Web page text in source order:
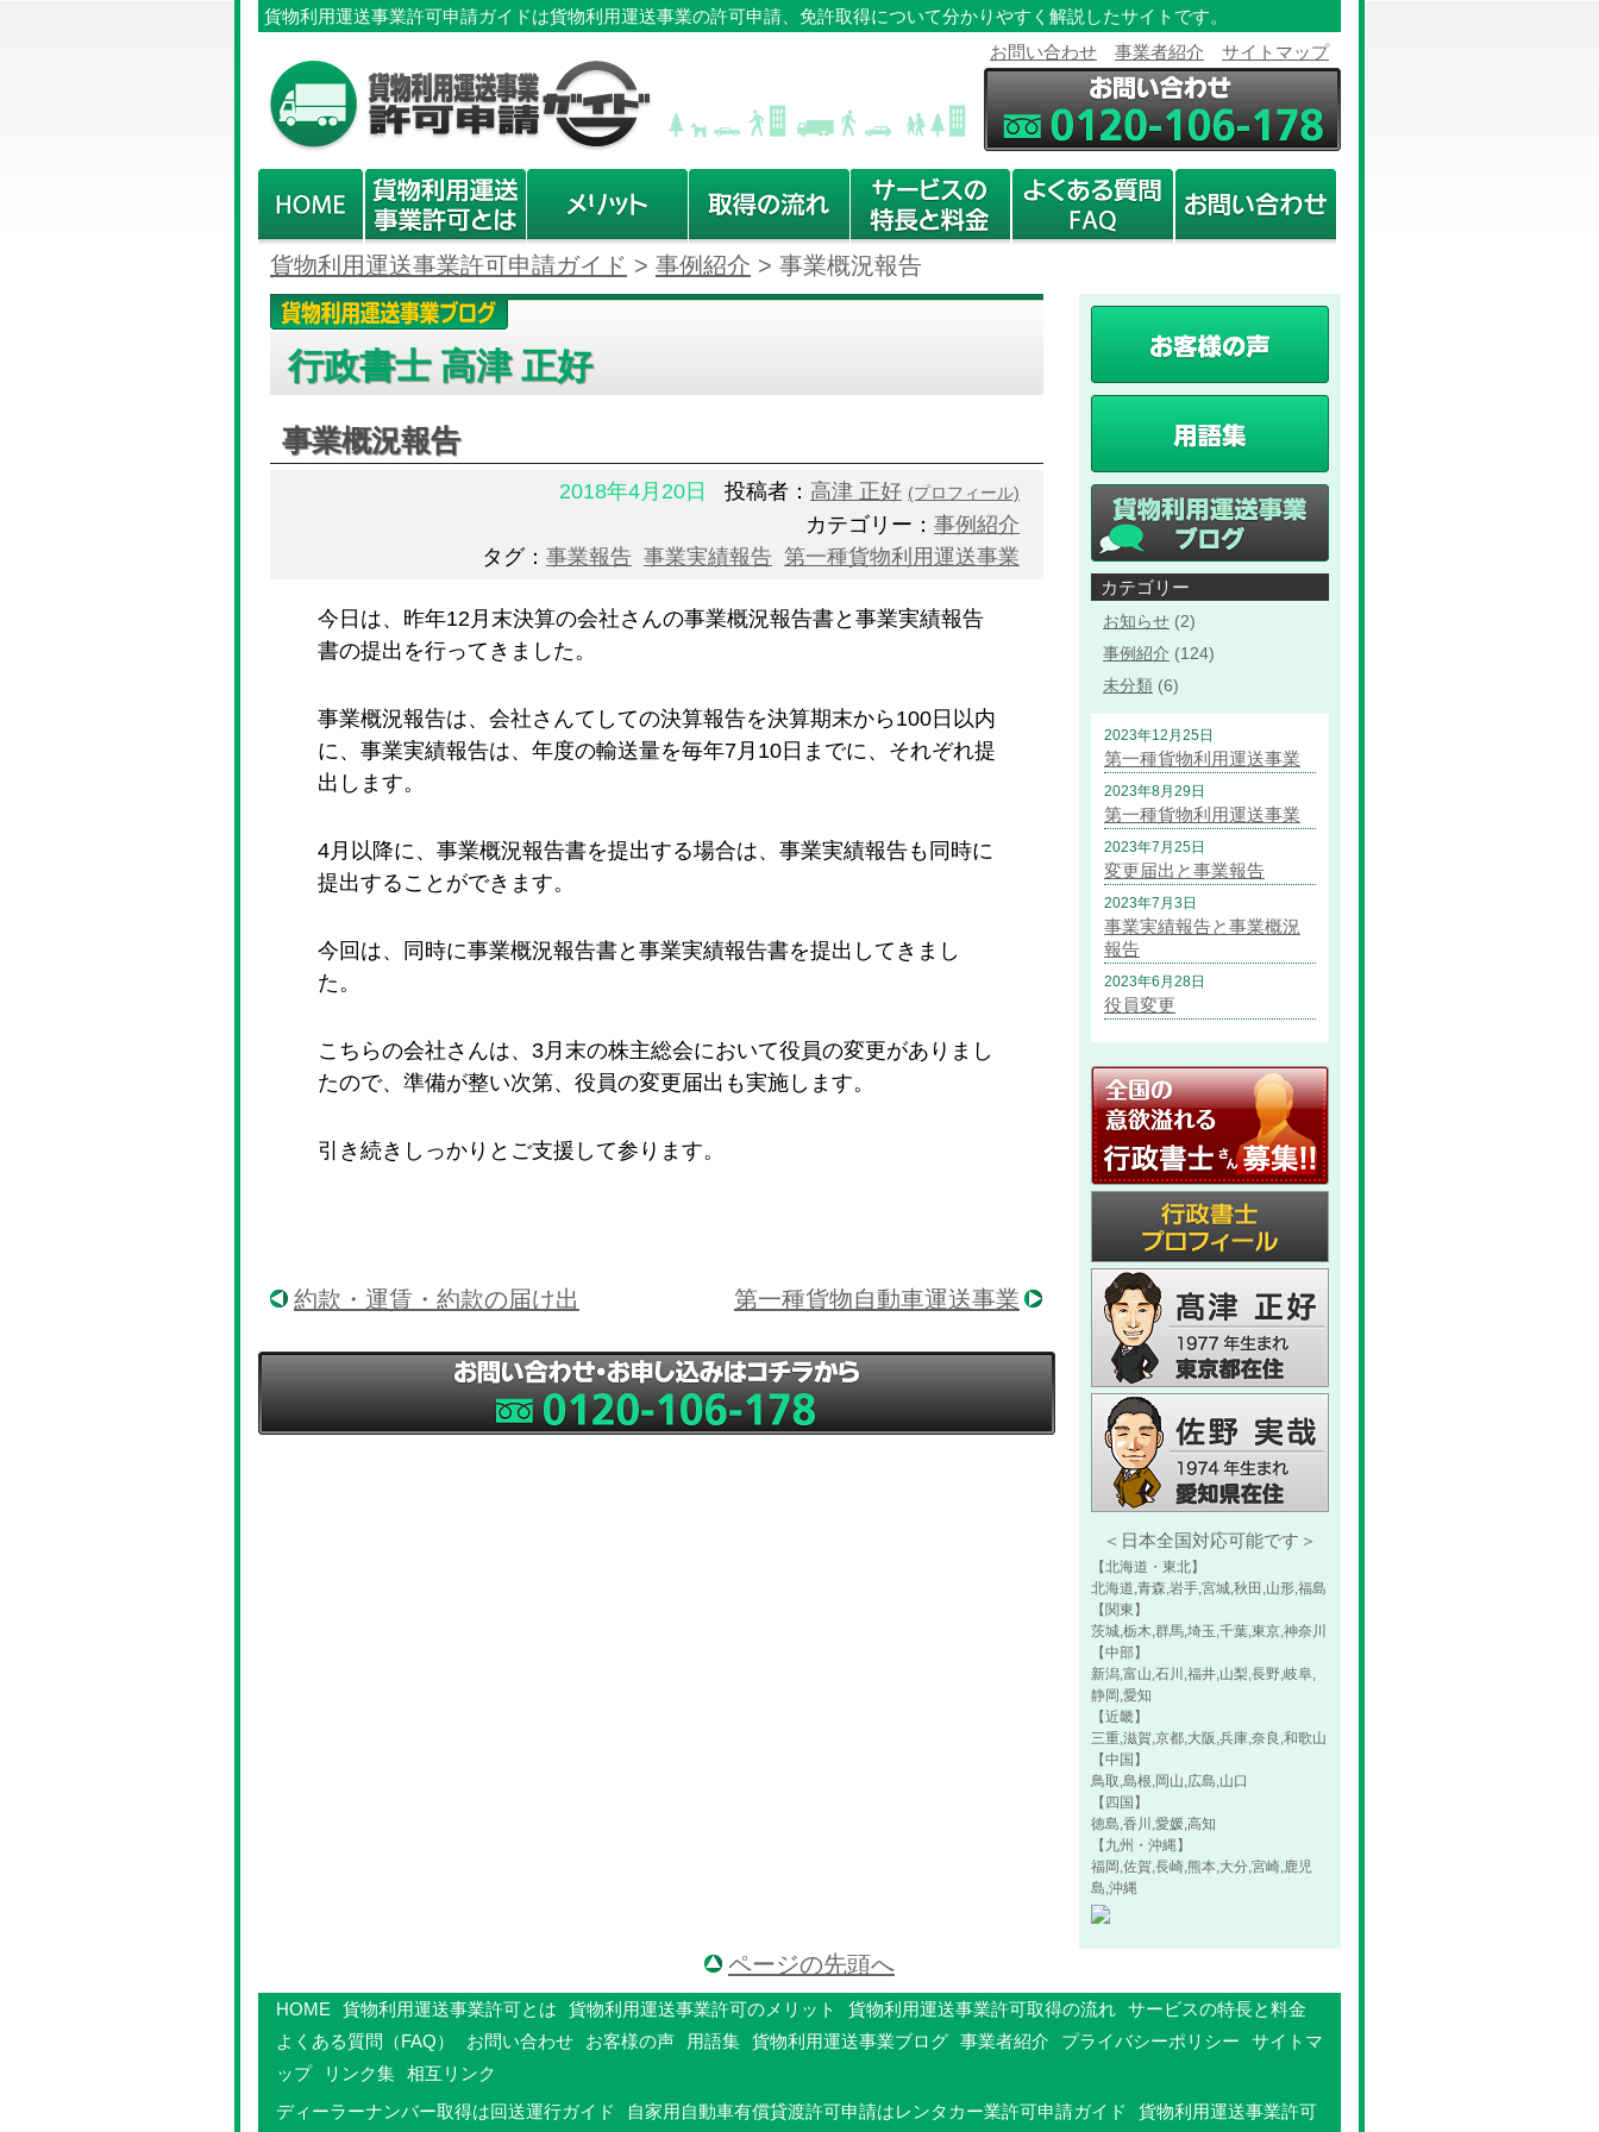
貨物利用運送事業許可申請ガイドは貨物利用運送事業の許可申請、免許取得について分かりやすく解説したサイトです。
お問い合わせ
事業者紹介 サイトマップ
貨物利用運送事業許可申請ガイド > 事例紹介 > 事業概況報告
行政書士 高津 正好
事業概況報告
2018年4月20日 投稿者： 高津 正好 (プロフィール)
カテゴリー： 事例紹介
タグ： 事業報告 事業実績報告 第一種貨物利用運送事業
今日は、昨年12月末決算の会社さんの事業概況報告書と事業実績報告
書の提出を行ってきました。
事業概況報告は、会社さんてしての決算報告を決算期末から100日以内
に、事業実績報告は、年度の輸送量を毎年7月10日までに、それぞれ提
出します。
4月以降に、事業概況報告書を提出する場合は、事業実績報告も同時に
提出することができます。
今回は、同時に事業概況報告書と事業実績報告書を提出してきまし
た。
こちらの会社さんは、3月末の株主総会において役員の変更がありまし
たので、準備が整い次第、役員の変更届出も実施します。
引き続きしっかりとご支援して参ります。
約款・運賃・約款の届け出 第一種貨物自動車運送事業
カテゴリー
お知らせ (2)
事例紹介 (124)
未分類 (6)
2023年12月25日
第一種貨物利用運送事業
2023年8月29日
第一種貨物利用運送事業
2023年7月25日
変更届出と事業報告
2023年7月3日
事業実績報告と事業概況
報告
2023年6月28日
役員変更
＜日本全国対応可能です＞
【北海道・東北】
北海道,青森,岩手,宮城,秋田,山形,福島
【関東】
茨城,栃木,群馬,埼玉,千葉,東京,神奈川
【中部】
新潟,富山,石川,福井,山梨,長野,岐阜,
静岡,愛知
【近畿】
三重,滋賀,京都,大阪,兵庫,奈良,和歌山
【中国】
鳥取,島根,岡山,広島,山口
【四国】
徳島,香川,愛媛,高知
【九州・沖縄】
福岡,佐賀,長崎,熊本,大分,宮崎,鹿児
島,沖縄
ページの先頭へ
HOME 貨物利用運送事業許可とは 貨物利用運送事業許可のメリット 貨物利用運送事業許可取得の流れ サービスの特長と料金
よくある質問（FAQ）
お問い合わせ お客様の声 用語集 貨物利用運送事業ブログ 事業者紹介 プライバシーポリシー
サイトマ
ップ
リンク集 相互リンク
ディーラーナンバー取得は回送運行ガイド
自家用自動車有償貸渡許可申請はレンタカー業許可申請ガイド 貨物利用運送事業許可